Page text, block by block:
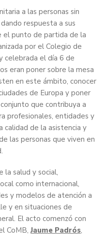
a las personas sin
respuesta a sus
el punto de partida de la
por el Colegio de
celebrada el día 6 de
eran poner sobre la mesa
en este ámbito, conocer
de Europa y poner
que contribuya a
profesionales, entidades y
calidad de la asistencia y
las personas que viven en
la salud y social,
como internacional,
y modelos de atención a
y en situaciones de
El acto comenzó con
CoMB,Jaume Padrós,